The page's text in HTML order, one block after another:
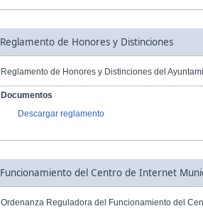
Reglamento de Honores y Distinciones
Reglamento de Honores y Distinciones del
Documentos
Descargar reglamento
Funcionamiento del Centro de Internet
Ordenanza Reguladora del Funcionamiento del